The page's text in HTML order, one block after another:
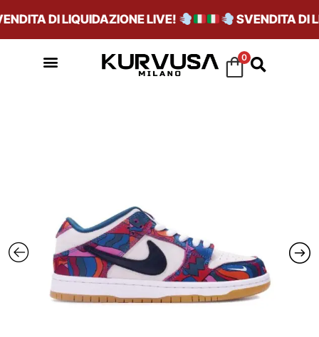
DI LIQUIDAZIONE LIVE! SVENDITA DI
0